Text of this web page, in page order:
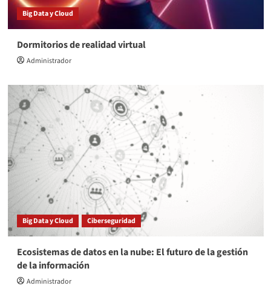
Big Data y Cloud
Dormitorios de realidad virtual
Administrador
Big Data y Cloud Ciberseguridad
Ecosistemas de datos en la nube: El futuro de la gestión
de la información
Administrador